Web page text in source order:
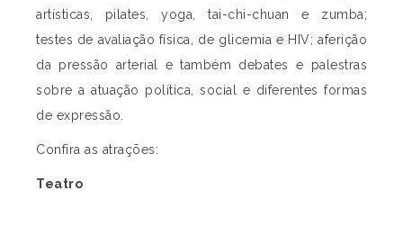
artísticas, pilates, yoga, tai-chi-chuan e zumba;
testes de avaliação física, de glicemia e HIV; aferição
da pressão arterial e também debates e palestras
sobre a atuação política, social e diferentes formas
de expressão.
Confira as atrações:
Teatro